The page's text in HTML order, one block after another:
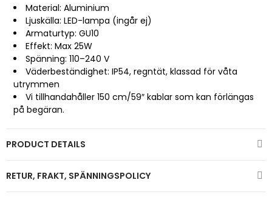
Material: Aluminium
Ljuskälla: LED-lampa (ingår ej)
Armaturtyp: GU10
Effekt: Max 25W
Spänning: 110–240 V
Väderbeständighet: IP54, regntät, klassad för våta
utrymmen
Vi tillhandahåller 150 cm/59″ kablar som kan förlängas
på begäran.
PRODUCT DETAILS
RETUR, FRAKT, SPÄNNINGSPOLICY